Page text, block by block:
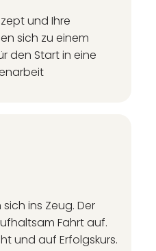
und Ihre
sich zu einem
den Start in eine
ins Zeug. Der
Fahrt auf.
und auf Erfolgskurs.